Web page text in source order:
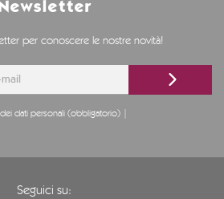
Newsletter
per conoscere le nostre novità!
dati personali (obbligatorio) |
Seguici su: